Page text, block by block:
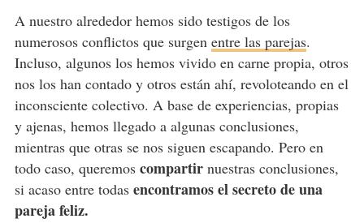
A nuestro alrededor hemos sido testigos de los
numerosos conflictos que surgen entre las parejas.
Incluso, algunos los hemos vivido en carne propia, otros
nos los han contado y otros están ahí, revoloteando en el
inconsciente colectivo. A base de experiencias, propias
y ajenas, hemos llegado a algunas conclusiones,
mientras que otras se nos siguen escapando. Pero en
todo caso, queremos compartir nuestras conclusiones,
si acaso entre todas encontramos el secreto de una
pareja feliz.